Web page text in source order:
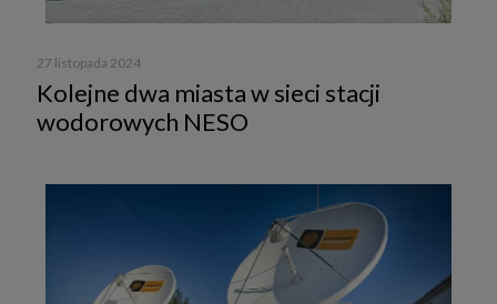
27 listopada 2024
Kolejne dwa miasta w sieci stacji
wodorowych NESO